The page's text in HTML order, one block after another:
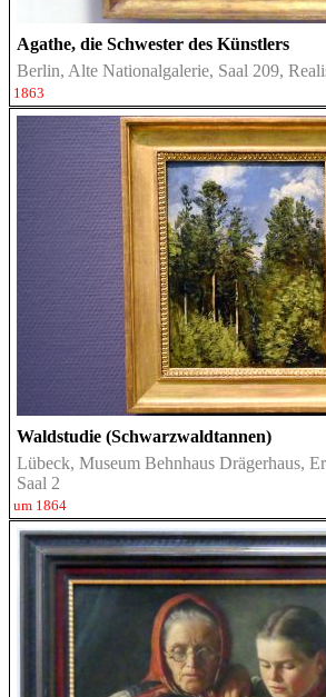
Agathe, die Schwester des Künstlers
Berlin, Alte Nationalgalerie, Saal 209,
1863
Waldstudie (Schwarzwaldtannen)
Lübeck, Museum Behnhaus Drägerhaus,
Saal 2
um 1864